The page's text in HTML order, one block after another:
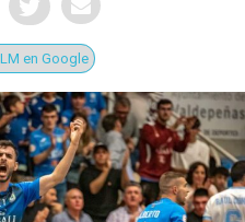
en Google